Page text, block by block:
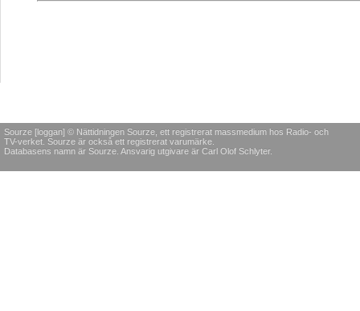
Sourze [loggan] © Nättidningen Sourze, ett registrerat massmedium hos Radio- och
TV-verket. Sourze är också ett registrerat varumärke.
Databasens namn är Sourze. Ansvarig utgivare är Carl Olof Schlyter.